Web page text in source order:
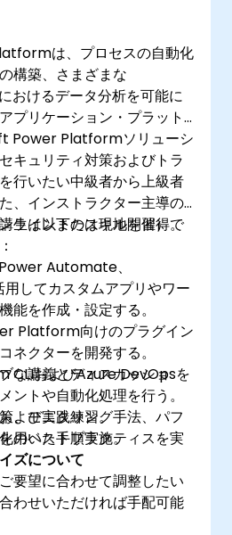
は、プロセスの自動化
構築、さまざまな
おけるデータ分析を可能に
プリケーション・プラット
Power Platformソリューシ
キュリティ対策およびトラ
行いたい中級者から上級者
、インストラクター主導の
ラインまたは現地開催）。
生は以下のスキルを習得で
Automate、
してカスタムアプリやワー
能を作成・設定する。
Platform向けのプラグイン
ネクターを開発する。
CLIおよびAzure DevOpsを
ントや自動化処理を行う。
、モニタリング手法、パフ
のベストプラクティスを実
な講義とディスカッショ
よび実践練習。
用いた手順実施。
ズについて
要望に合わせて調整したい
わせいただければ手配可能